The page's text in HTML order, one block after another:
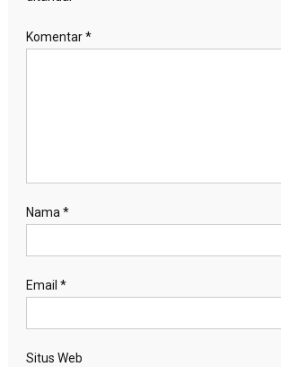
Komentar*
Nama *
Email *
Situs Web